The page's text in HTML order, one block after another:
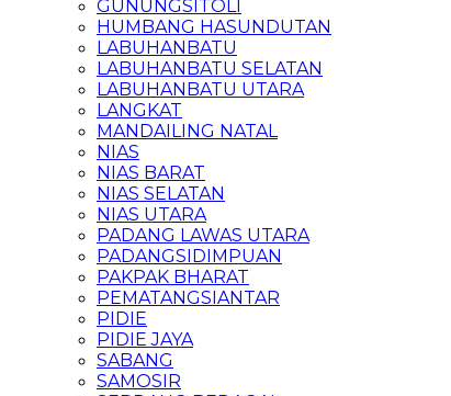
GUNUNGSITOLI
HUMBANG HASUNDUTAN
LABUHANBATU
LABUHANBATU SELATAN
LABUHANBATU UTARA
LANGKAT
MANDAILING NATAL
NIAS
NIAS BARAT
NIAS SELATAN
NIAS UTARA
PADANG LAWAS UTARA
PADANGSIDIMPUAN
PAKPAK BHARAT
PEMATANGSIANTAR
PIDIE
PIDIE JAYA
SABANG
SAMOSIR